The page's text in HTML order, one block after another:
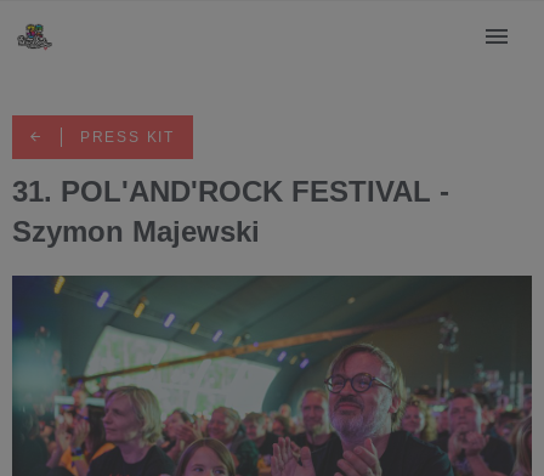
PRESS KIT
31. POL'AND'ROCK FESTIVAL -
Szymon Majewski